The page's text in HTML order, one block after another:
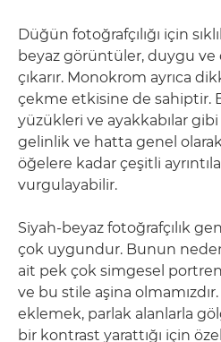
Düğün fotoğrafçılığı için
beyaz görüntüler, duygu ve
çıkarır. Monokrom ayrıca
çekme etkisine de sahiptir.
yüzükleri ve ayakkabılar
gelinlik ve hatta genel
öğelere kadar çeşitli
vurgulayabilir.
Siyah-beyaz fotoğrafçılık
çok uygundur. Bunun
ait pek çok simgesel
ve bu stile aşina
eklemek, parlak alanlarla
bir kontrast yarattığı için